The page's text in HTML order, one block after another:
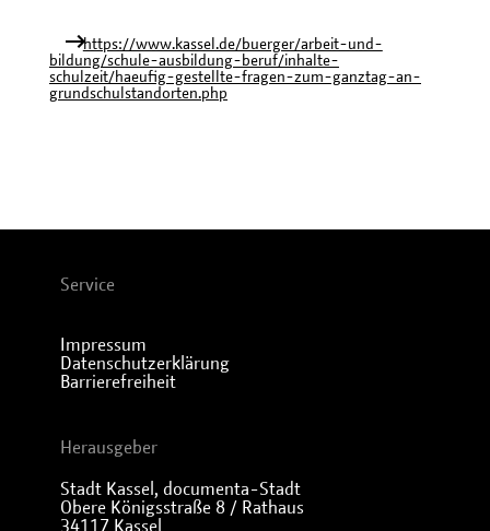
https://www.kassel.de/buerger/arbeit-und-
bildung/schule-ausbildung-beruf/inhalte-
schulzeit/haeufig-gestellte-fragen-zum-ganztag-an-
grundschulstandorten.php
Service
Impressum
Datenschutzerklärung
Barrierefreiheit
Herausgeber
Stadt Kassel, documenta-Stadt
Obere Königsstraße 8 / Rathaus
34117 Kassel